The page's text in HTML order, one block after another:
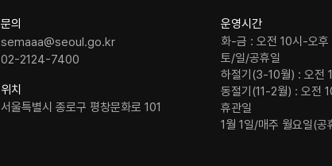
문의
semaaa@seoul.go.kr
02-2124-7400
위치
서울특별시 종로구 평창문화로 101
운영시간
화-금 : 오전 10시-오후
토/일/공휴일
하절기(3-10월) : 오전
동절기(11-2월) : 오전
휴관일
1월 1일/매주 월요일(공